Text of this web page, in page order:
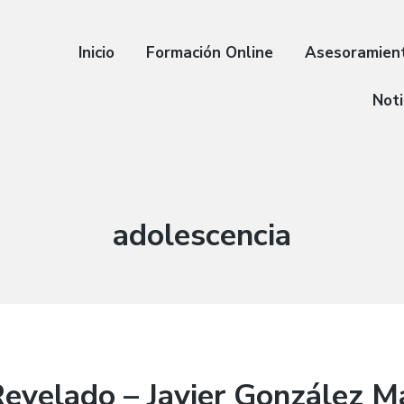
Inicio Formación Online
Etiqueta:
adolescencia